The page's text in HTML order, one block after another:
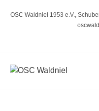
OSC Waldniel 1953 e.V.,